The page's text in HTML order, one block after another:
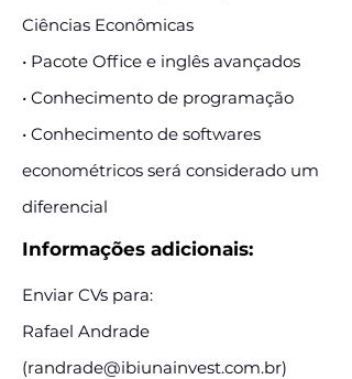
Ciências Econômicas
• Pacote Office e inglês avançados
• Conhecimento de programação
• Conhecimento de softwares
econométricos será considerado um
diferencial
Informações adicionais:
Enviar CVs para:
Rafael Andrade
(randrade@ibiunainvest.com.br)